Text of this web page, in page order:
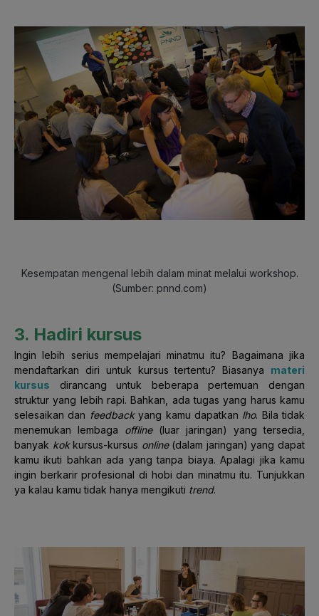
Kesempatan mengenal lebih dalam minat melalui workshop.
(Sumber: pnnd.com)
3. Hadiri kursus
Ingin lebih serius mempelajari minatmu itu? Bagaimana jika
mendaftarkan diri untuk kursus tertentu? Biasanya materi
kursus dirancang untuk beberapa pertemuan dengan
struktur yang lebih rapi. Bahkan, ada tugas yang harus kamu
selesaikan dan feedbackyang kamu dapatkan lho. Bila tidak
menemukan lembaga offline (luar jaringan) yang tersedia,
banyak kokkursus-kursus online(dalam jaringan) yang dapat
kamu ikuti bahkan ada yang tanpa biaya. Apalagi jika kamu
ingin berkarir profesional di hobi dan minatmu itu. Tunjukkan
ya kalau kamu tidak hanya mengikuti trend.